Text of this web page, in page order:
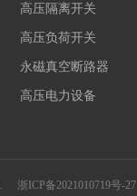
高压隔离开关
高压负荷开关
永磁真空断路器
高压电力设备
浙ICP备2021010719号-27